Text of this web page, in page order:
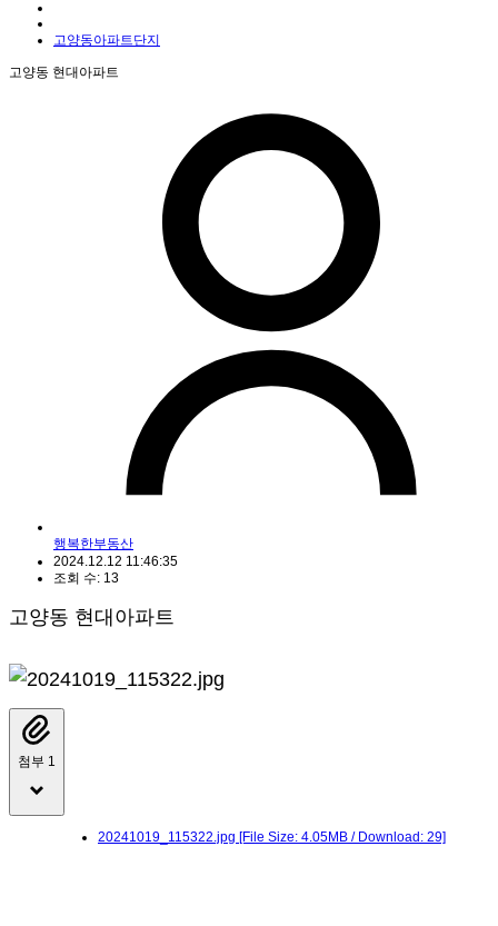
고양동아파트단지
고양동 현대아파트
행복한부동산
2024.12.12 11:46:35
조회 수: 13
고양동 현대아파트
첨부 1
20241019_115322.jpg [File Size: 4.05MB / Download: 29]